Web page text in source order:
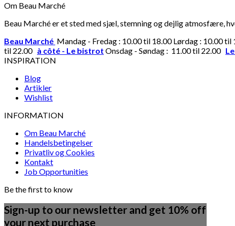
Om Beau Marché
Beau Marché er et sted med sjæl, stemning og dejlig atmosfære,
Beau Marché Mandag - Fredag : 10.00 til 18.00 Lørdag : 10.00 til
til 22.00 à côté - Le bistrot Onsdag - Søndag : 11.00 til 22.00
INSPIRATION
Blog
Artikler
Wishlist
INFORMATION
Om Beau Marché
Handelsbetingelser
Privatliv og Cookies
Kontakt
Job Opportunities
Be the first to know
Sign-up to our newsletter and get 10% off
your next purchase